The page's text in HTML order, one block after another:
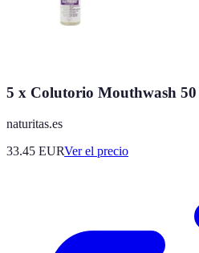
5 x Colutorio Mouthwash 50
naturitas.es
33.45 EURVer el precio